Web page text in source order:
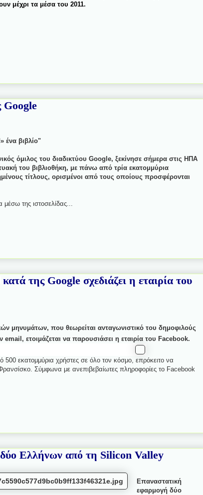
μέχρι τα μέσα του 2011.
Google
ένα βιβλίο"
όμιλος του διαδικτύου Google, ξεκίνησε σήμερα στις ΗΠΑ
του βιβλιοθήκη, με πάνω από τρία εκατομμύρια
τίτλους, ορισμένοι από τους οποίους προσφέρονται
μέσω της ιστοσελίδας...
της Google σχεδιάζει η εταιρία του
μηνυμάτων, που θεωρείται ανταγωνιστικό του δημοφιλούς
ετοιμάζεται να παρουσιάσει η εταιρία του Facebook.
500 εκατομμύρια χρήστες σε όλο τον κόσμο, επρόκειτο να
Σύμφωνα με ανεπιβεβαίωτες πληροφορίες το Facebook
Ελλήνων από τη Silicon Valley
Επαναστατική
εφαρμογή δύο